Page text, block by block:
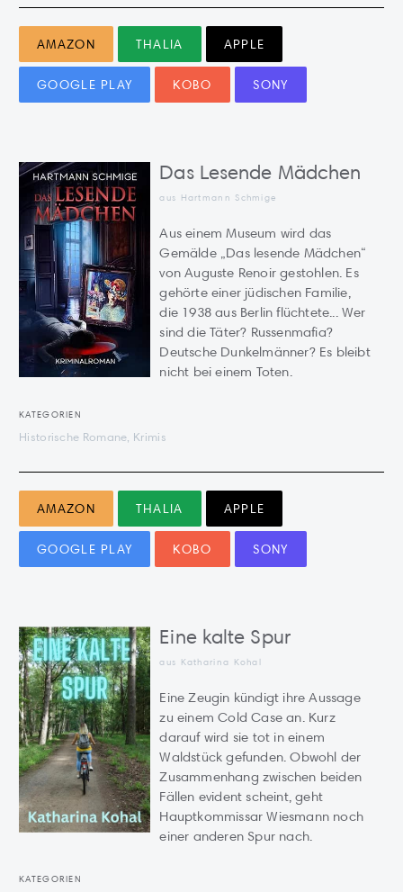
AMAZON THALIA APPLE
GOOGLE PLAY KOBO SONY
Das Lesende Mädchen
aus Hartmann Schmige
Aus einem Museum wird das
Gemälde „Das lesende Mädchen“
von Auguste Renoir gestohlen. Es
gehörte einer jüdischen Familie,
die 1938 aus Berlin flüchtete... Wer
sind die Täter? Russenmafia?
Deutsche Dunkelmänner? Es bleibt
nicht bei einem Toten.
KATEGORIEN
Historische Romane, Krimis
AMAZON THALIA APPLE
GOOGLE PLAY KOBO SONY
Eine kalte Spur
aus Katharina Kohal
Eine Zeugin kündigt ihre Aussage
zu einem Cold Case an. Kurz
darauf wird sie tot in einem
Waldstück gefunden. Obwohl der
Zusammenhang zwischen beiden
Fällen evident scheint, geht
Hauptkommissar Wiesmann noch
einer anderen Spur nach.
KATEGORIEN